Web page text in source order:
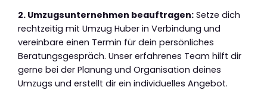
2. Umzugsunternehmen beauftragen: Setze dich
rechtzeitig mit Umzug Huber in Verbindung und
vereinbare einen Termin für dein persönliches
Beratungsgespräch. Unser erfahrenes Team hilft dir
gerne bei der Planung und Organisation deines
Umzugs und erstellt dir ein individuelles Angebot.